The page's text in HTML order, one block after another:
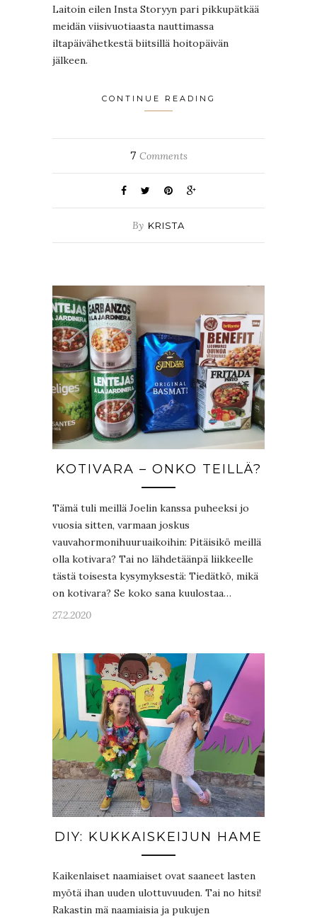
Laitoin eilen Insta Storyyn pari pikkupätkää
meidän viisivuotiaasta nauttimassa
iltapäivähetkestä biitsillä hoitopäivän
jälkeen.
CONTINUE READING
7 Comments
By KRISTA
KOTIVARA – ONKO TEILLÄ?
Tämä tuli meillä Joelin kanssa puheeksi jo
vuosia sitten, varmaan joskus
vauvahormonihuuruaikoihin: Pitäisikö meillä
olla kotivara? Tai no lähdetäänpä liikkeelle
tästä toisesta kysymyksestä: Tiedätkö, mikä
on kotivara? Se koko sana kuulostaa…
27.2.2020
DIY: KUKKAISKEIJUN HAME
Kaikenlaiset naamiaiset ovat saaneet lasten
myötä ihan uuden ulottuvuuden. Tai no hitsi!
Rakastin mä naamiaisia ja pukujen